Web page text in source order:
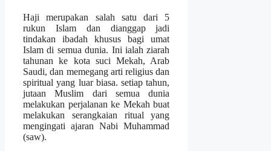
Haji merupakan salah satu dari 5
rukun Islam dan dianggap jadi
tindakan ibadah khusus bagi umat
Islam di semua dunia. Ini ialah ziarah
tahunan ke kota suci Mekah, Arab
Saudi, dan memegang arti religius dan
spiritual yang luar biasa. setiap tahun,
jutaan Muslim dari semua dunia
melakukan perjalanan ke Mekah buat
melakukan serangkaian ritual yang
mengingati ajaran Nabi Muhammad
(saw).